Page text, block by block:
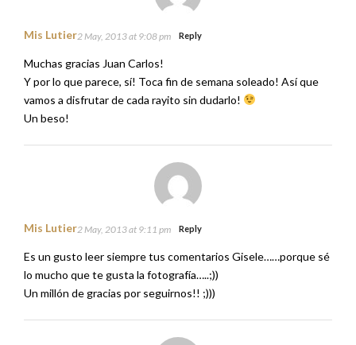
Mis Lutier2 May, 2013 at 9:08 pm Reply
Muchas gracias Juan Carlos!
Y por lo que parece, sí! Toca fin de semana soleado! Así que
vamos a disfrutar de cada rayito sin dudarlo!
Un beso!
Mis Lutier2 May, 2013 at 9:11 pm Reply
Es un gusto leer siempre tus comentarios Gisele……porque sé
lo mucho que te gusta la fotografía…..;))
Un millón de gracias por seguirnos!! ;)))